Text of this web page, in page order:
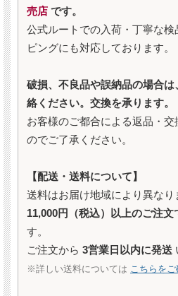
売店 です。
公式ルートでの入荷・丁寧な検
ピングにも対応しております。
破損、不良品や誤納品の場合
絡ください。交換を承ります。
お客様のご都合による返品・
のでご了承ください。
【配送・送料について】
送料はお届け地域により異なり
11,000円（税込）以上のご注文
す。
ご注文から 3営業日以内に発送
※詳しい送料については こちらを